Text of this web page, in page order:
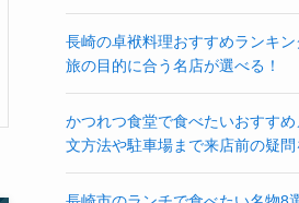
長崎の卓袱料理おすすめランキン
旅の目的に合う名店が選べる！
かつれつ食堂で食べたいおすす
文方法や駐車場まで来店前の疑問